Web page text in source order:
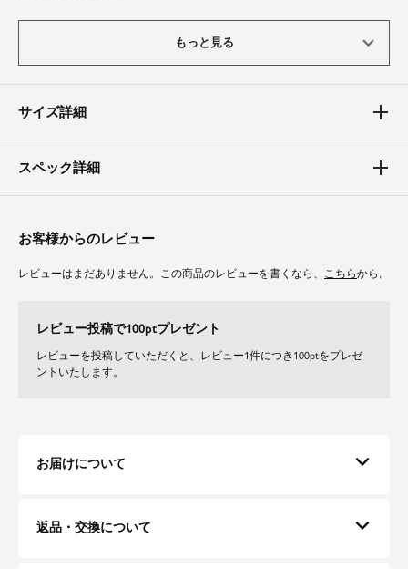
ウエスト周りはギャザーを施すことでウエスト～ヒップまでふんわりとカバ
たシルエットに仕上げてくれます。
程よい張りのある微光沢のグログランを使用しています。軽くて扱いやすく
る生地感になります。
もっと見る
サイズ詳細
スペック詳細
お客様からのレビュー
レビューはまだありません。この商品のレビューを書くなら、 こちらから。
レビュー投稿で100ptプレゼント
レビューを投稿していただくと、レビュー1件につき100ptをプレゼ
ントいたします。
お届けについて
返品・交換について